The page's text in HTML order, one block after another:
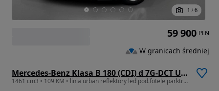
1 / 6
Mercedes-Benz Klasa B 180 (CDI) d 7G-DCT Urban
1461 cm3 • 109 KM • linia urban reflektory led pod.fotele parktronic Emil Frey Select
59 900 PLN
W granicach średniej